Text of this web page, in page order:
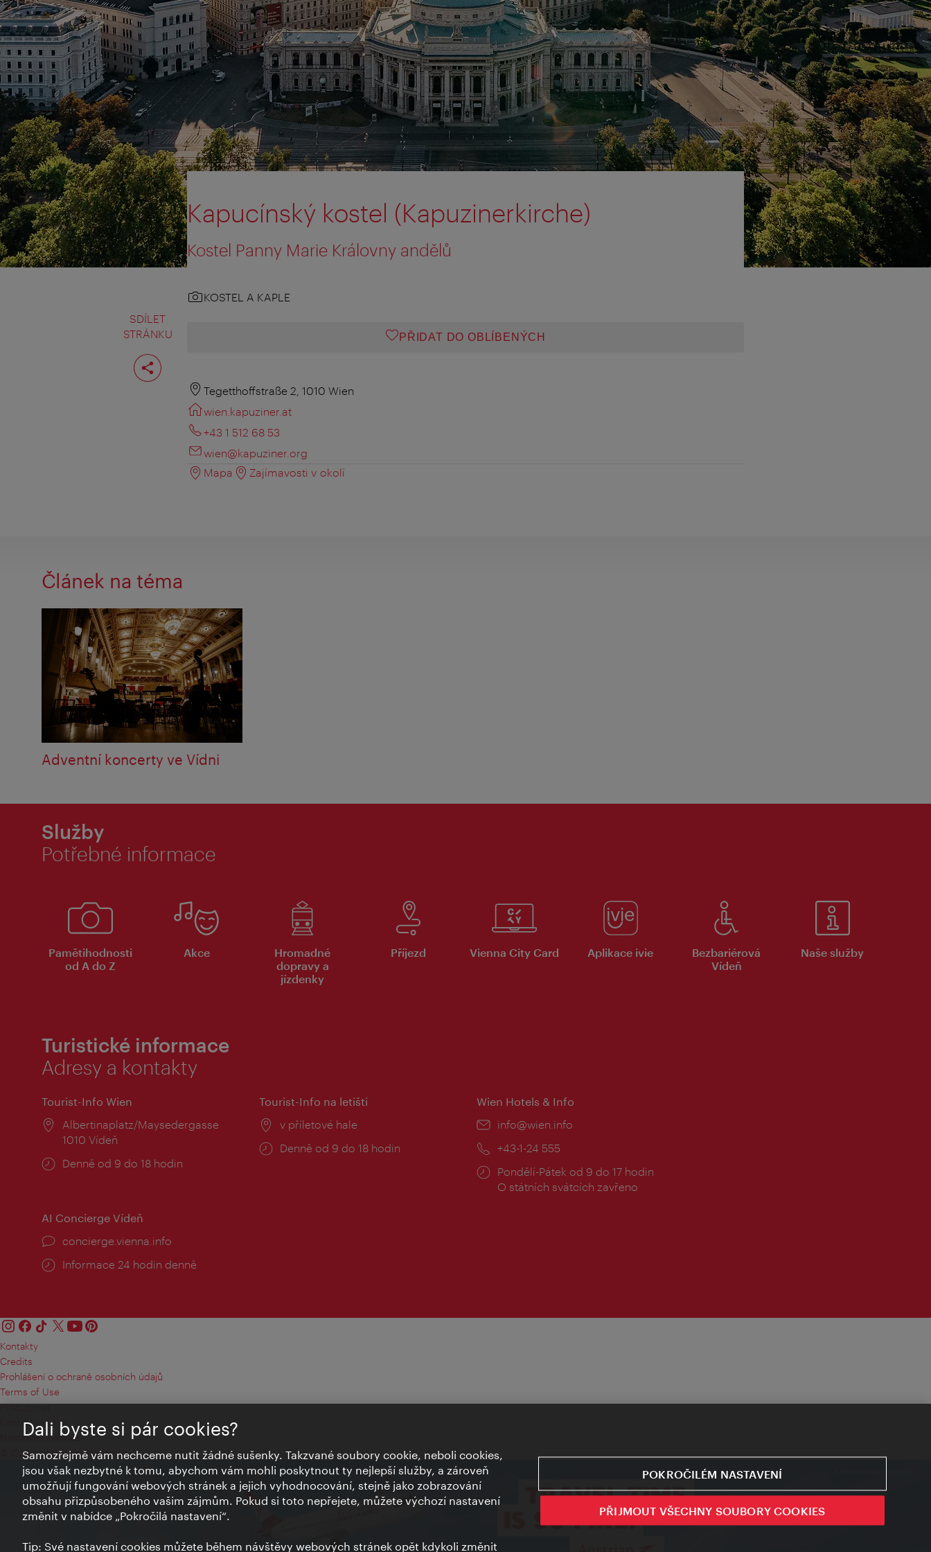
SDÍLET
STRÁNKU
Rozdělit
stranu
Kapucínský kostel (Kapuzinerkirche)
Kostel Panny Marie Královny andělů
KOSTEL A KAPLE
PŘIDAT DO OBLÍBENÝCH
Tegetthoffstraße 2, 1010 Wien
wien.kapuziner.at
+43 1 512 68 53
wien@kapuziner.org
Mapa
Zajímavosti v okolí
Článek na téma
Adventní koncerty ve Vídni
Služby
Potřebné informace
Pamětihodnosti
od A do Z
Akce
Hromadné
dopravy a
jízdenky
Příjezd Vienna City Card Aplikace ivie
Bezbariérová
Vídeň
Naše služby
Turistické informace
Adresy a kontakty
Tourist-Info Wien
Místo:
Albertinaplatz/Maysedergasse
1010 Vídeň
Provozní
Denně od 9 do 18 hodin
Tourist-Info na letišti
Místo:
v příletové hale
Provozní
Denně od 9 do 18 hodin
Wien Hotels & Info
E-
info@wien.info
Telefon:
+43-1-24 555
Provozní
doba:
Pondělí-Pátek od 9 do 17 hodin
O státních svátcích zavřeno
AI Concierge Vídeň
concierge.vienna.info
Informace 24 hodin denně
Kontakty
Credits
Prohlášení o ochraně osobních údajů
Terms of Use
Přístupnost
Kontakt pro tisk
Nastavení cookies
© Copyright Wien Tourismus
Dali byste si pár cookies?
Samozřejmě vám nechceme nutit žádné sušenky. Takzvané soubory cookie, neboli cookies,
jsou však nezbytné k tomu, abychom vám mohli poskytnout ty nejlepší služby, a zároveň
umožňují fungování webových stránek a jejich vyhodnocování, stejně jako zobrazování
obsahu přizpůsobeného vašim zájmům. Pokud si toto nepřejete, můžete výchozí nastavení
změnit v nabídce „Pokročilá nastavení“.
Tip: Své nastavení cookies můžete během návštěvy webových stránek opět kdykoli změnit
POKROČILÉM NASTAVENÍ
PŘIJMOUT VŠECHNY SOUBORY COOKIES